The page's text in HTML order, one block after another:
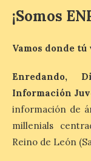
Última
total del 12
precio
7 Ago 2026
¡Somos
Vamos donde tú
Enredando,
Información
información de
millenials
Reino de León